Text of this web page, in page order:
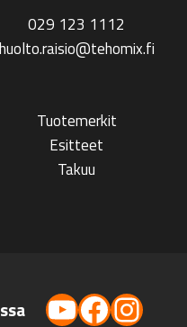
029 123 1112
huolto.raisio@tehomix.fi
Tuotemerkit
Esitteet
Takuu
YouTube
Facebook